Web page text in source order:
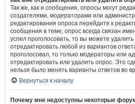
Так же, как и сообщения, опросы могут
создателями, модераторами или
редактирования опроса перейдите к
сообщения в теме; опрос всегда связан
успел проголосовать, то вы можете
отредактировать любой из вариантов
проголосовал, то только модераторы или
отредактировать или удалить опрос. Это
нельзя было менять варианты ответов во
Вернуться к началу
Почему мне недоступны некоторые